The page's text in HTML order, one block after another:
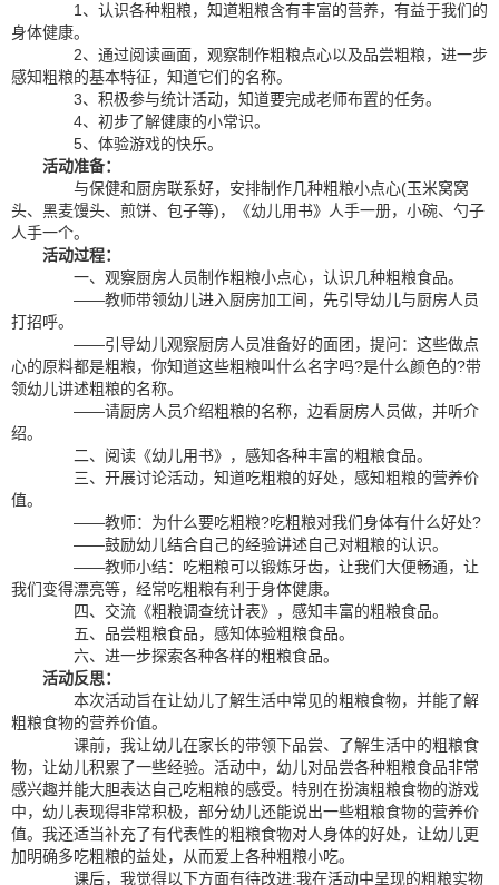
1、认识各种粗粮，知道粗粮含有丰富的营养，有益于我们的
身体健康。
2、通过阅读画面，观察制作粗粮点心以及品尝粗粮，进一步
感知粗粮的基本特征，知道它们的名称。
3、积极参与统计活动，知道要完成老师布置的任务。
4、初步了解健康的小常识。
5、体验游戏的快乐。
活动准备：
与保健和厨房联系好，安排制作几种粗粮小点心(玉米窝窝
头、黑麦馒头、煎饼、包子等)，《幼儿用书》人手一册，小碗、勺子
人手一个。
活动过程：
一、观察厨房人员制作粗粮小点心，认识几种粗粮食品。
——教师带领幼儿进入厨房加工间，先引导幼儿与厨房人员
打招呼。
——引导幼儿观察厨房人员准备好的面团，提问：这些做点
心的原料都是粗粮，你知道这些粗粮叫什么名字吗?是什么颜色的?带
领幼儿讲述粗粮的名称。
——请厨房人员介绍粗粮的名称，边看厨房人员做，并听介
绍。
二、阅读《幼儿用书》，感知各种丰富的粗粮食品。
三、开展讨论活动，知道吃粗粮的好处，感知粗粮的营养价
值。
——教师：为什么要吃粗粮?吃粗粮对我们身体有什么好处?
——鼓励幼儿结合自己的经验讲述自己对粗粮的认识。
——教师小结：吃粗粮可以锻炼牙齿，让我们大便畅通，让
我们变得漂亮等，经常吃粗粮有利于身体健康。
四、交流《粗粮调查统计表》，感知丰富的粗粮食品。
五、品尝粗粮食品，感知体验粗粮食品。
六、进一步探索各种各样的粗粮食品。
活动反思：
本次活动旨在让幼儿了解生活中常见的粗粮食物，并能了解
粗粮食物的营养价值。
课前，我让幼儿在家长的带领下品尝、了解生活中的粗粮食
物，让幼儿积累了一些经验。活动中，幼儿对品尝各种粗粮食品非常
感兴趣并能大胆表达自己吃粗粮的感受。特别在扮演粗粮食物的游戏
中，幼儿表现得非常积极，部分幼儿还能说出一些粗粮食物的营养价
值。我还适当补充了有代表性的粗粮食物对人身体的好处，让幼儿更
加明确多吃粗粮的益处，从而爱上各种粗粮小吃。
课后，我觉得以下方面有待改进:我在活动中呈现的粗粮实物